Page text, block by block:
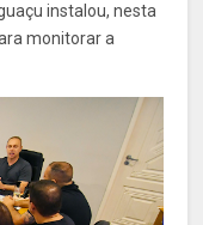
instalou, nesta
monitorar a